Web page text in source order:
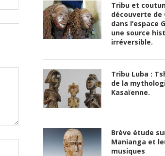
Tribu et
découverte de
dans l’espace
une source
irréversible.
Tribu Luba :
de la
Kasaïenne.
Brève étude
Manianga et
musiques